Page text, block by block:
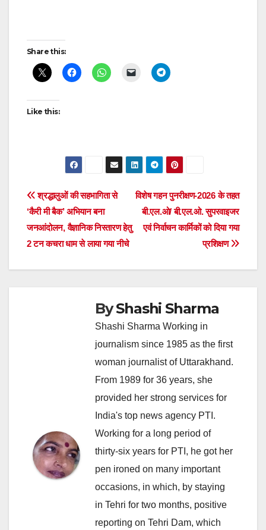
Post
navigation
Share this:
Like this:
Post
navigation
विशेष गहन पुनरीक्षण-2026 के तहत
बी.एल.ओ/ बी.एल.ओ. सुपरवाइजर
एवं निर्वाचन कार्मिकों को दिया गया
प्रशिक्षण
श्रद्धालुओं की सहभागिता से
‘कैरी मी बैक’ अभियान बना
जनआंदोलन, वैज्ञानिक निस्तारण हेतु
2 टन कचरा धाम से लाया गया नीचे
ByShashi Sharma
Shashi Sharma Working in
journalism since 1985 as the first
woman journalist of Uttarakhand.
From 1989 for 36 years, she
provided her strong services for
India's top news agency PTI.
Working for a long period of
thirty-six years for PTI, he got her
pen ironed on many important
occasions, in which, by staying
in Tehri for two months, positive
reporting on Tehri Dam, which